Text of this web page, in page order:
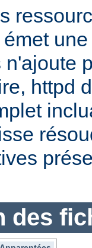
n'ajoute
httpd
des